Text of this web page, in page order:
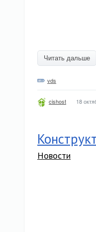
Читать дальше
vds
cishost 18
Новости